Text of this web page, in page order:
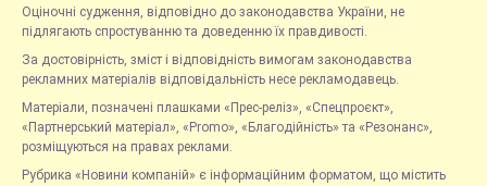
Оціночні судження, відповідно до законодавства України, не
підлягають спростуванню та доведенню їх правдивості.
За достовірність, зміст і відповідність вимогам законодавства
рекламних матеріалів відповідальність несе рекламодавець.
Матеріали, позначені плашками «Прес-реліз», «Спецпроєкт»,
«Партнерський матеріал», «Promo», «Благодійність» та «Резонанс»,
розміщуються на правах реклами.
Рубрика «Новини компаній» є інформаційним форматом, що містить